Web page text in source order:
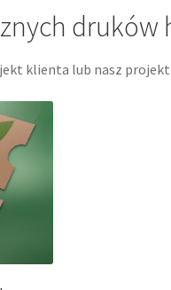
klienta lub nasz projekt